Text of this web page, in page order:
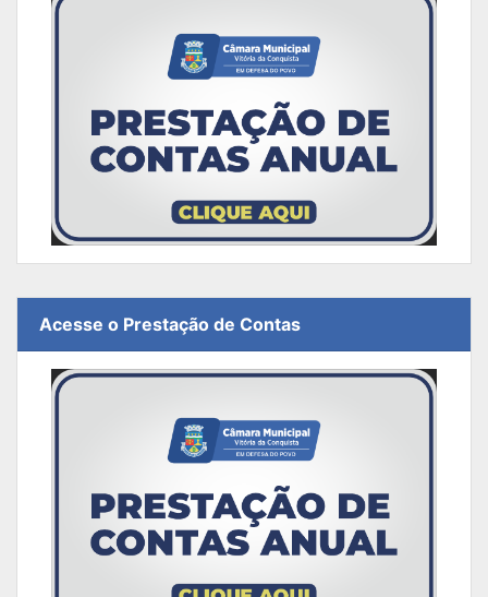
Acesse o Prestação de Contas